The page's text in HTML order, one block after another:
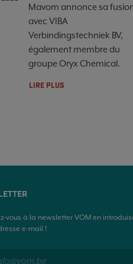
Mavom annonce sa
avec VIBA
Verbindingstechniek BV,
également membre du
groupe Oryx Chemical.
LIRE PLUS
vous à la newsletter VOM en
e-mail !